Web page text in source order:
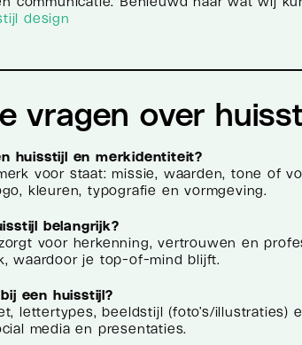
design
vragen over
huisstijl en merkidentiteit?
voor staat: missie, waarden, tone of
kleuren, typografie en vormgeving.
belangrijk?
voor herkenning, vertrouwen en
waardoor je top-of-mind blijft.
een huisstijl?
lettertypes, beeldstijl (foto’s/illustraties)
media en presentaties.